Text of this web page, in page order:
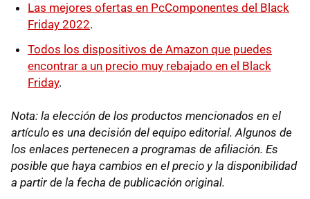
Las mejores ofertas en PcComponentes del Black
Friday 2022.
Todos los dispositivos de Amazon que puedes
encontrar a un precio muy rebajado en el Black
Friday.
Nota: la elección de los productos mencionados en el
artículo es una decisión del equipo editorial. Algunos de
los enlaces pertenecen a programas de afiliación. Es
posible que haya cambios en el precio y la disponibilidad
a partir de la fecha de publicación original.